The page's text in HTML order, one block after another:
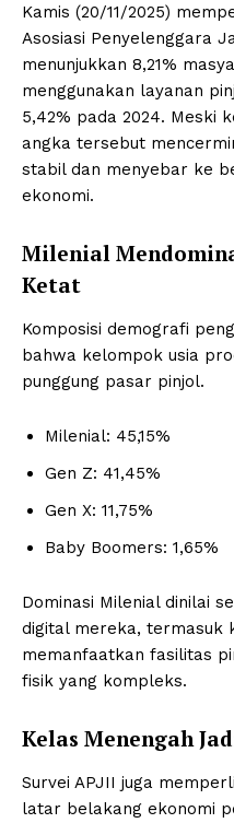
Kamis (20/11/2025)
Asosiasi Penyelenggara
menunjukkan 8,21%
menggunakan layanan
5,42% pada 2024. Meski
angka tersebut
stabil dan menyebar ke
ekonomi.
Milenial
Ketat
Komposisi demografi
bahwa kelompok usia
punggung pasar pinjol.
Milenial: 45,15%
Gen Z: 41,45%
Gen X: 11,75%
Baby Boomers: 1,65%
Dominasi Milenial dinilai
digital mereka, termasuk
memanfaatkan fasilitas
fisik yang kompleks.
Kelas Menengah
Survei APJII juga
latar belakang ekonomi